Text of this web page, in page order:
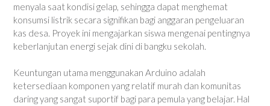
menyala saat kondisi gelap, sehingga dapat menghemat
konsumsi listrik secara signifikan bagi anggaran pengeluaran
kas desa. Proyek ini mengajarkan siswa mengenai pentingnya
keberlanjutan energi sejak dini di bangku sekolah.
Keuntungan utama menggunakan Arduino adalah
ketersediaan komponen yang relatif murah dan komunitas
daring yang sangat suportif bagi para pemula yang belajar. Hal